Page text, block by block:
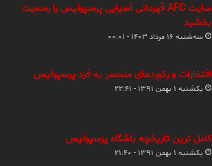
سایت AFC قهرمانی آسیایی پرسپولیس را رسمیت
بخشید
سه‌شنبه ۱۶ مرداد ۱۴۰۳ - ۰۰:۰۱
افتخارات و رکوردهای منحصر به فرد پرسپولیس
یکشنبه ۱ بهمن ۱۳۹۱ - ۲۲:۴۱
کامل ترین تاریخچه باشگاه پرسپولیس
یکشنبه ۱ بهمن ۱۳۹۱ - ۲۱:۴۰